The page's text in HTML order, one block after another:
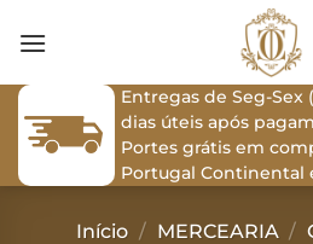
Entregas de Seg-Sex
dias úteis após
Portes grátis em
Portugal Continental
Início / MERCEARIA /